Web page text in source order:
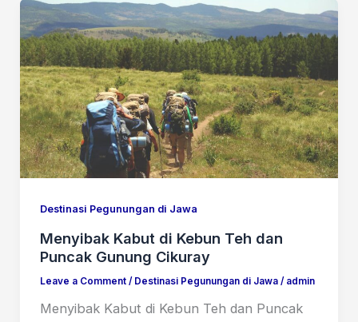
Destinasi Pegunungan di Jawa
Menyibak Kabut di Kebun Teh dan
Puncak Gunung Cikuray
Leave a Comment / Destinasi Pegunungan di Jawa/ admin
Menyibak Kabut di Kebun Teh dan Puncak